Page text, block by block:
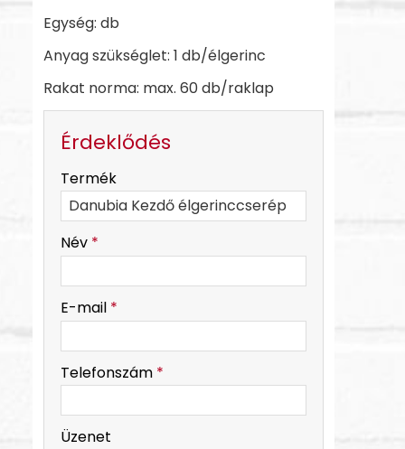
Egység: db
Anyag szükséglet: 1 db/élgerinc
Rakat norma: max. 60 db/raklap
Érdeklődés
-
Termék
Név *
E-mail *
Telefonszám *
Üzenet